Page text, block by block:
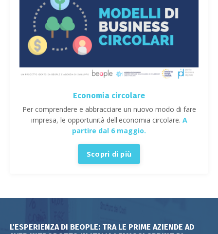
Economia circolare
Per comprendere e abbracciare un nuovo modo di fare
impresa, le opportunità dell'economia circolare. A
partire dal 6 maggio.
Scopri di più
L'ESPERIENZA DI BEOPLE: TRA LE PRIME AZIENDE AD